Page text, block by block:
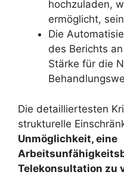
hochzuladen,
ermöglicht,
Die
des Berichts
Stärke für die
Die detailliertesten
strukturelle
Unmöglichkeit, eine
Telekonsultation zu